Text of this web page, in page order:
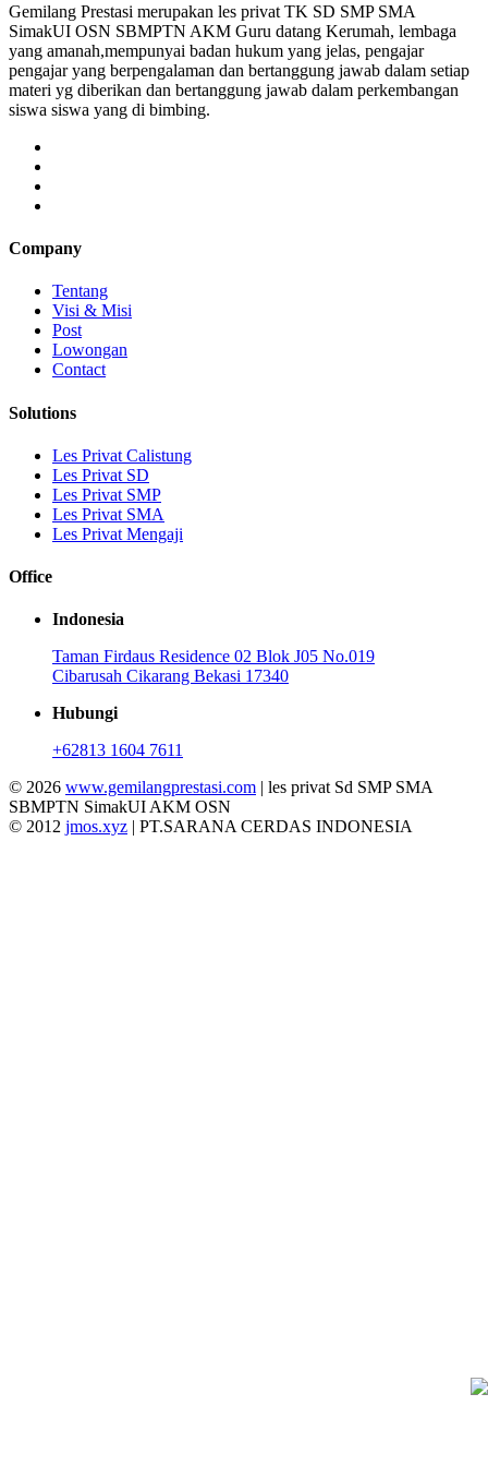
Gemilang Prestasi merupakan les privat TK SD SMP SMA
SimakUI OSN SBMPTN AKM Guru datang Kerumah, lembaga
yang amanah,mempunyai badan hukum yang jelas, pengajar
pengajar yang berpengalaman dan bertanggung jawab dalam setiap
materi yg diberikan dan bertanggung jawab dalam perkembangan
siswa siswa yang di bimbing.
Company
Tentang
Visi & Misi
Post
Lowongan
Contact
Solutions
Les Privat Calistung
Les Privat SD
Les Privat SMP
Les Privat SMA
Les Privat Mengaji
Office
Indonesia
Taman Firdaus Residence 02 Blok J05 No.019
Cibarusah Cikarang Bekasi 17340
Hubungi
+62813 1604 7611
© 2026 www.gemilangprestasi.com | les privat Sd SMP SMA
SBMPTN SimakUI AKM OSN
© 2012 jmos.xyz | PT.SARANA CERDAS INDONESIA